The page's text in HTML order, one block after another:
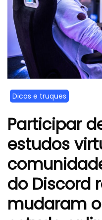
Dicas e truques
Participar
estudos
do Discord
mudaram